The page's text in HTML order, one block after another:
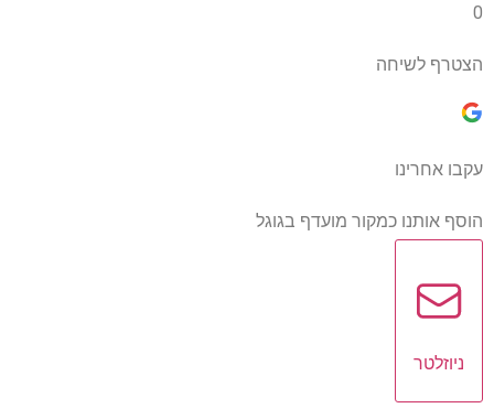
0
הצטרף לשיחה
עקבו אחרינו
הוסף אותנו כמקור מועדף בגוגל
ניוזלטר